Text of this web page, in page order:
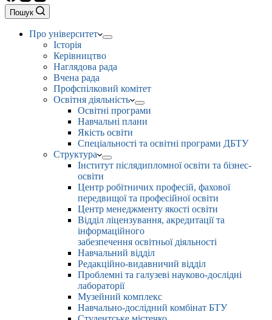
Пошук
Про університет
Історія
Керівництво
Наглядова рада
Вчена рада
Профспілковий комітет
Освітня діяльність
Освітні програми
Навчальні плани
Якість освіти
Спеціальності та освітні програми ДБТУ
Структура
Інститут післядипломної освіти та бізнес-
освіти
Центр робітничих професій, фахової
передвищої та професійної освіти
Центр менеджменту якості освіти
Відділ ліцензування, акредитації та
інформаційного
забезпечення освітньої діяльності
Навчальний відділ
Редакційно-видавничий відділ
Проблемні та галузеві науково-дослідні
лабораторії
Музейний комплекс
Навчально-дослідний комбінат БТУ